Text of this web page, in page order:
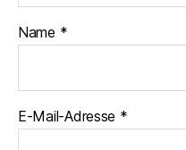
Name *
E-Mail-Adresse *